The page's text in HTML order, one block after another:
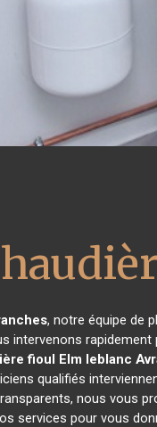
, notre équipe de
intervenons
fioul Elm leblanc
qualifiés
nous vous
services pour vous